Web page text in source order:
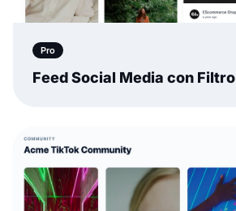
Pro
Feed Social Media con Filtro